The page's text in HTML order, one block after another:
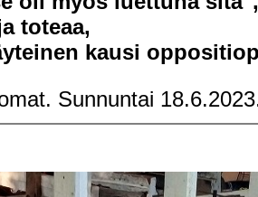
toteaa,
kausi
Sunnuntai